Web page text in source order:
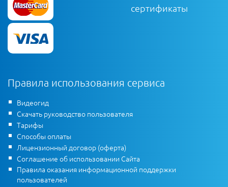
сертификаты
Правила использования сервиса
Видеогид
Скачать руководство пользователя
Тарифы
Способы оплаты
Лицензионный договор (оферта)
Соглашение об использовании Сайта
Правила оказания информационной поддержки
пользователей